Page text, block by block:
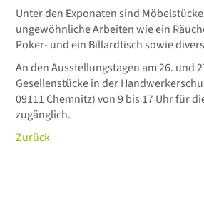
Unter den Exponaten sind
ungewöhnliche Arbeiten wie ein
Poker- und ein Billardtisch sowie
An den Ausstellungstagen am 26. und
Gesellenstücke in der
09111 Chemnitz) von 9 bis 17 Uhr für
zugänglich.
Zurück